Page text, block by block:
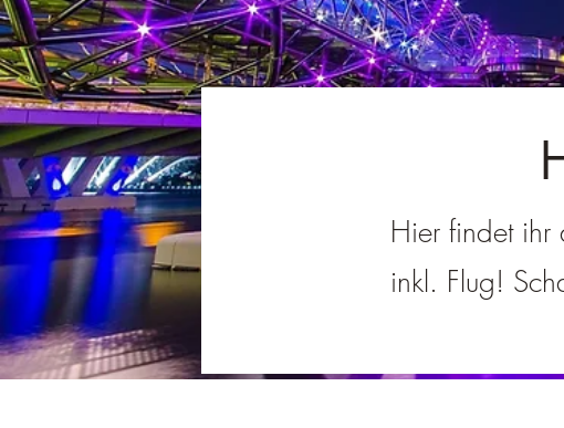
Hier findet ihr
inkl. Flug!